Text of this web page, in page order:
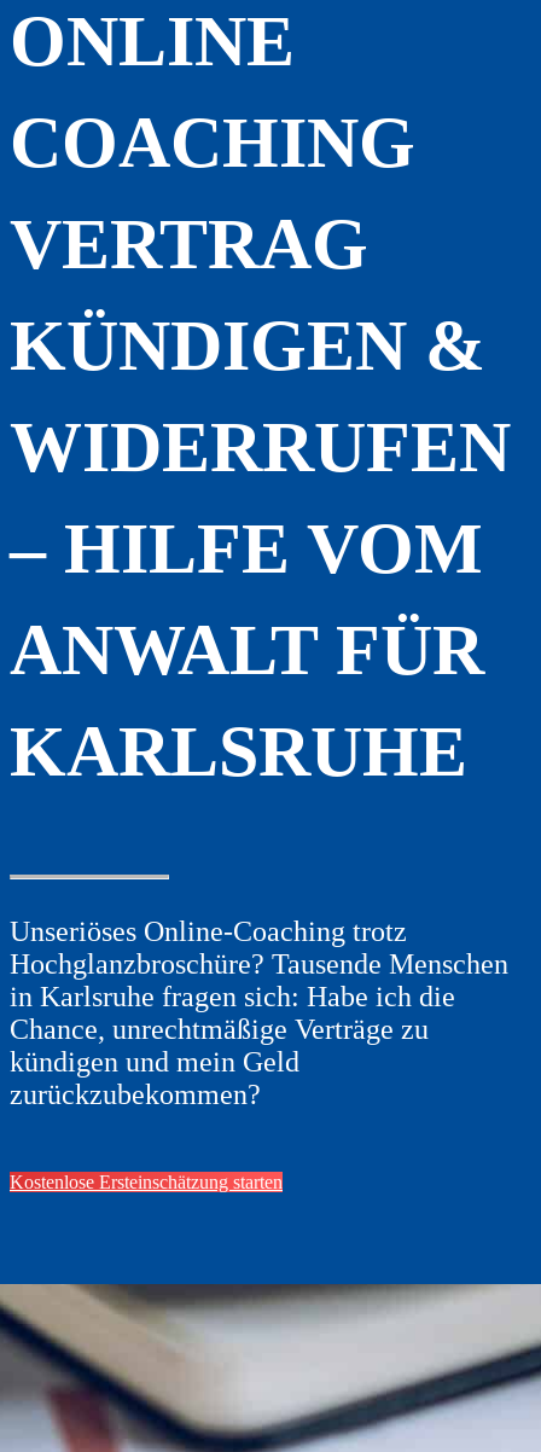
ONLINE
COACHING
VERTRAG
KÜNDIGEN &
WIDERRUFEN
– HILFE VOM
ANWALT FÜR
KARLSRUHE
Unseriöses Online-Coaching trotz
Hochglanzbroschüre? Tausende Menschen
in Karlsruhe fragen sich: Habe ich die
Chance, unrechtmäßige Verträge zu
kündigen und mein Geld
zurückzubekommen?
Kostenlose Ersteinschätzung starten